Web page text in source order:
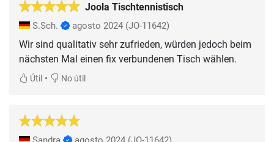
Joola Tischtennistisch
S.Sch. agosto 2024 (JO-11642)
Wir sind qualitativ sehr zufrieden, würden jedoch beim
nächsten Mal einen fix verbundenen Tisch wählen.
Útil • No útil